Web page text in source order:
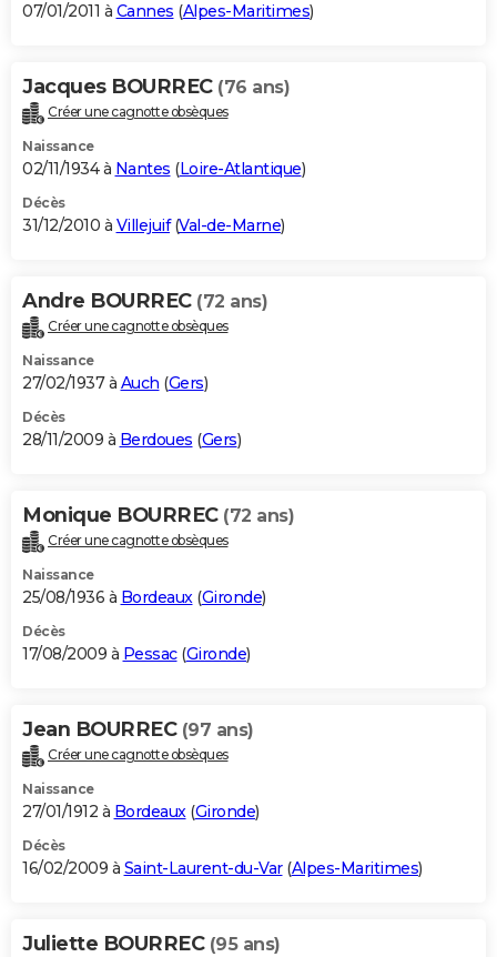
07/01/2011 à Cannes (Alpes-Maritimes)
Jacques BOURREC (76 ans)
Créer une cagnotte obsèques
Naissance
02/11/1934 à Nantes (Loire-Atlantique)
Décès
31/12/2010 à Villejuif(Val-de-Marne)
Andre BOURREC (72 ans)
Créer une cagnotte obsèques
Naissance
27/02/1937 à Auch (Gers)
Décès
28/11/2009 à Berdoues (Gers)
Monique BOURREC (72 ans)
Créer une cagnotte obsèques
Naissance
25/08/1936 à Bordeaux(Gironde)
Décès
17/08/2009 à Pessac(Gironde)
Jean BOURREC (97 ans)
Créer une cagnotte obsèques
Naissance
27/01/1912 à Bordeaux(Gironde)
Décès
16/02/2009 à Saint-Laurent-du-Var(Alpes-Maritimes)
Juliette BOURREC (95 ans)